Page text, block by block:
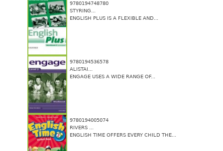
9780194748780
STYRING...
ENGLISH PLUS IS A FLEXIBLE AND...
9780194536578
ALISTAI...
ENGAGE USES A WIDE RANGE OF...
9780194005074
RIVERS ...
ENGLISH TIME OFFERS EVERY CHILD THE...